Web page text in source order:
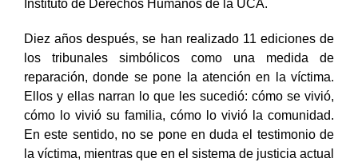
Instituto de Derechos Humanos de la UCA.
Diez años después, se han realizado 11 ediciones de
los tribunales simbólicos como una medida de
reparación, donde se pone la atención en la víctima.
Ellos y ellas narran lo que les sucedió: cómo se vivió,
cómo lo vivió su familia, cómo lo vivió la comunidad.
En este sentido, no se pone en duda el testimonio de
la víctima, mientras que en el sistema de justicia actual